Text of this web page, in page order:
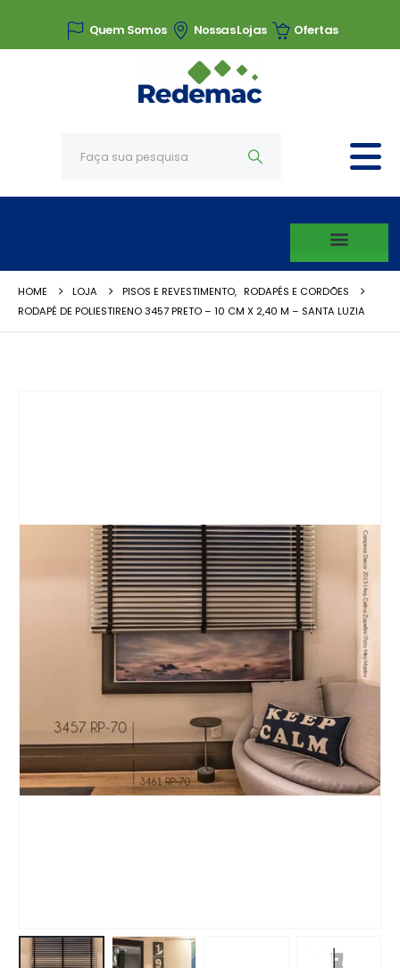
Quem Somos Nossas Lojas Ofertas
HOME LOJA PISOS E REVESTIMENTO, RODAPÉS E CORDÕES
RODAPÉ DE POLIESTIRENO 3457 PRETO – 10 CM X 2,40 M – SANTA LUZIA